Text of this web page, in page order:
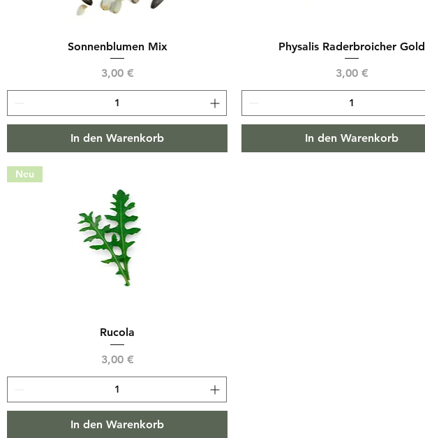
Sonnenblumen Mix
Preis
3,00 €
In den Warenkorb
Physalis Raderbroicher Gold
Preis
3,00 €
In den Warenkorb
Neu
Rucola
Preis
3,00 €
In den Warenkorb